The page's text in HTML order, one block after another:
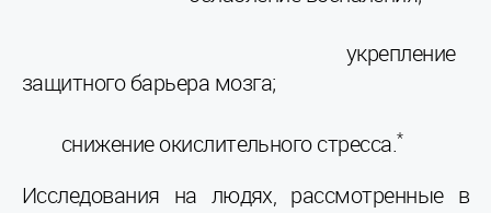
укрепление
защитного барьера мозга;
снижение окислительного стресса.*
Исследования на людях, рассмотренные в